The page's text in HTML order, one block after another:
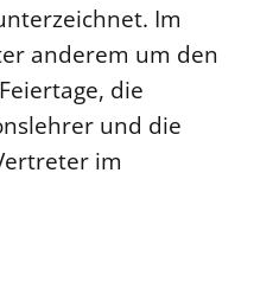
Im
anderem um den
die
und die
im